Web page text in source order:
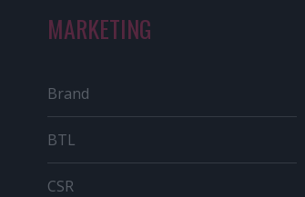
MARKETING
Brand
BTL
CSR